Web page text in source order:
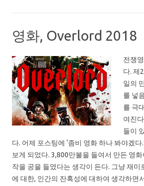
영화, Overlord 2018
전쟁
다. 제
일의
를 넣
를 극
여진
들이
다. 어제 포스팅에 ‘좀비 영화 하나 봐야겠다
보게 되었다. 3,800만불을 들여서 만든 영
작을 공을 들였다는 생각이 든다. 그냥 재미
에 대한, 인간의 잔혹성에 대하여 생각하면